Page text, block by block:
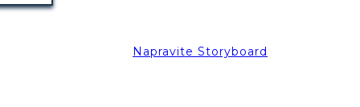
Napravite Storyboard